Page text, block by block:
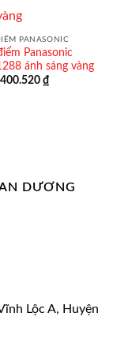
PANASONIC
Panasonic
ánh sáng vàng
Giá
400.520 ₫Giá
DƯƠNG
Lộc A, Huyện